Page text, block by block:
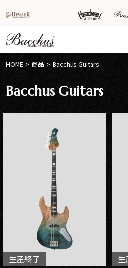
HOME 商品 Bacchus Guitars
Bacchus Guitars
生産終了 生